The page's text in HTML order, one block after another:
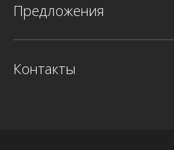
Предложения
Контакты